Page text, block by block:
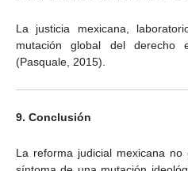
La justicia mexicana,
mutación global del derecho
(Pasquale, 2015).
9. Conclusión
La reforma judicial mexicana